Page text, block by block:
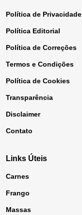
Política de Privacidade
Política Editorial
Política de Correções
Termos e Condições
Política de Cookies
Transparência
Disclaimer
Contato
Links Úteis
Carnes
Frango
Massas